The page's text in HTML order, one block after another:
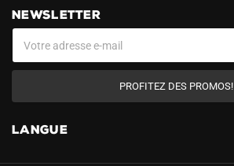
NEWSLETTER
PROFITEZ DES PROMOS!
LANGUE